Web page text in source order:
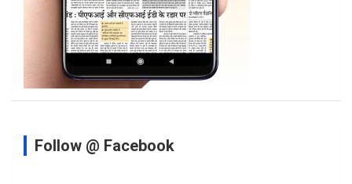
Follow @ Facebook